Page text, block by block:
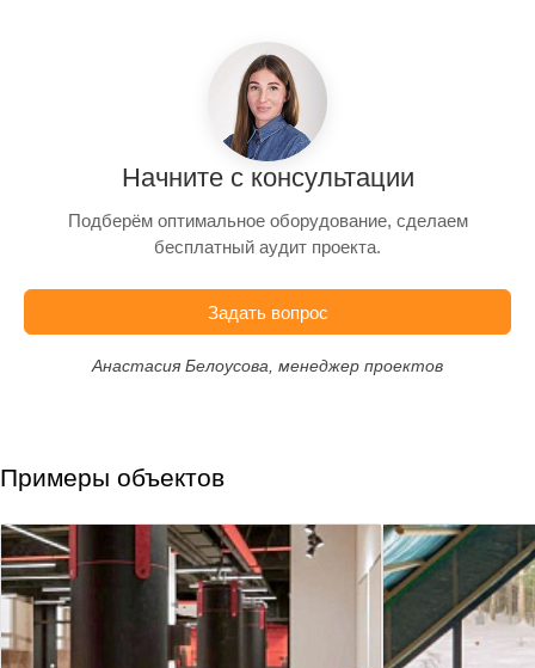
Начните с консультации
Подберём оптимальное оборудование, сделаем
бесплатный аудит проекта.
Задать вопрос
Анастасия Белоусова, менеджер проектов
Примеры объектов